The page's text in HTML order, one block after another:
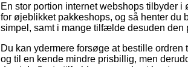
En stor portion internet webshops tilbyder
for øjeblikket pakkeshops, og så henter du
simpel, samt i mange tilfælde desuden
Du kan ydermere forsøge at bestille
og til en kende mindre prisbillig, men